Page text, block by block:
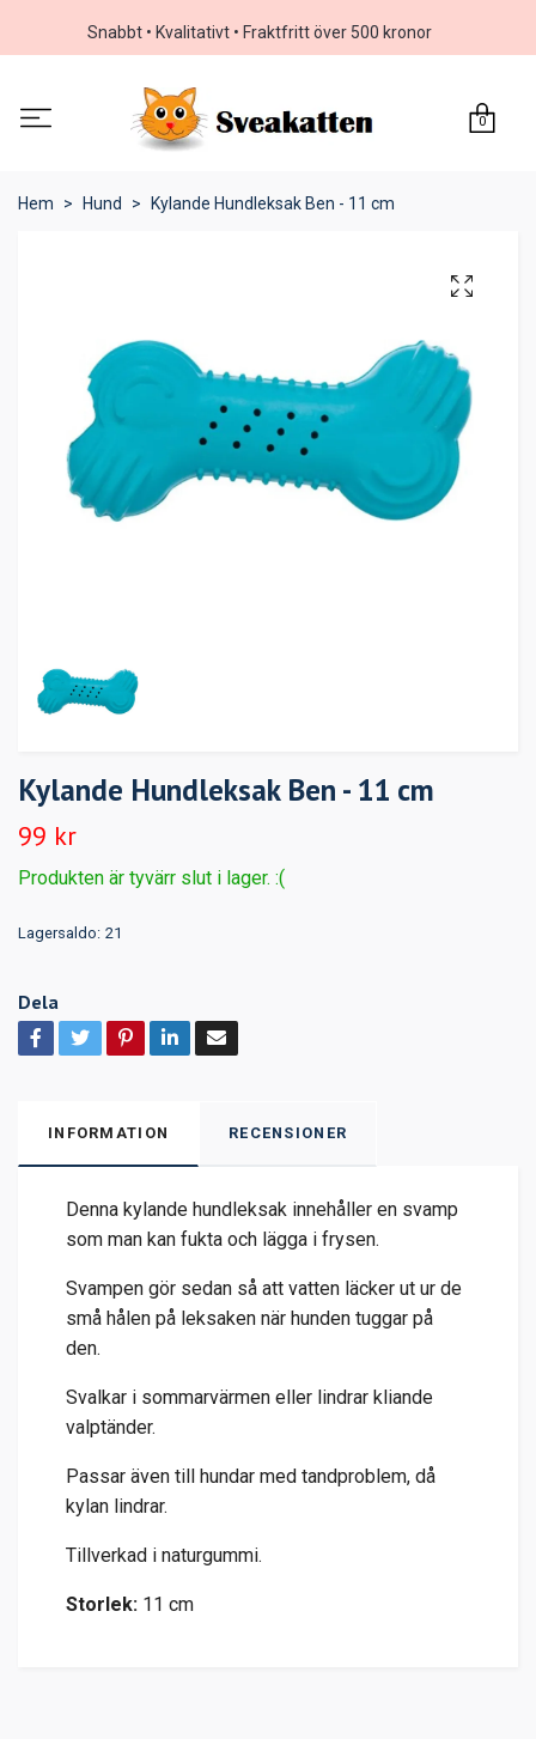
Snabbt • Kvalitativt • Fraktfritt över 500 kronor
0
Hem Hund Kylande Hundleksak Ben - 11 cm
Kylande Hundleksak Ben - 11 cm
99 kr
Produkten är tyvärr slut i lager. :(
Lagersaldo: 21
Dela
INFORMATION RECENSIONER
Denna kylande hundleksak innehåller en svamp
som man kan fukta och lägga i frysen.
Svampen gör sedan så att vatten läcker ut ur de
små hålen på leksaken när hunden tuggar på
den.
Svalkar i sommarvärmen eller lindrar kliande
valptänder.
Passar även till hundar med tandproblem, då
kylan lindrar.
Tillverkad i naturgummi.
Storlek: 11 cm